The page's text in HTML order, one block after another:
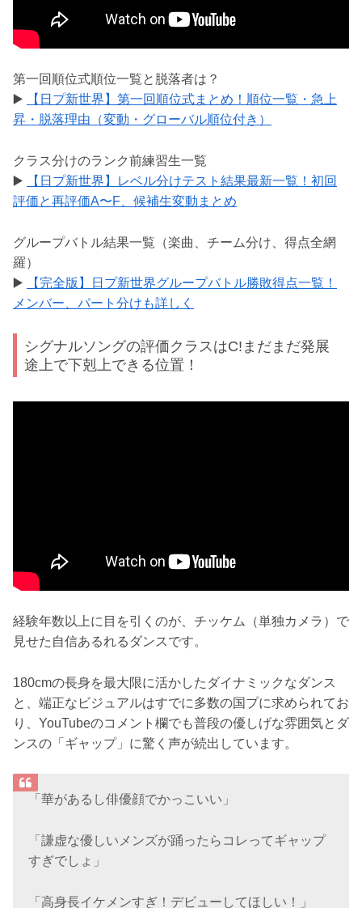
第一回順位式順位一覧と脱落者は？
▶️
【日プ新世界】第一回順位式まとめ！順位一覧・急上
昇・脱落理由（変動・グローバル順位付き）
クラス分けのランク前練習生一覧
▶️
【日プ新世界】レベル分けテスト結果最新一覧！初回
評価と再評価A〜F、候補生変動まとめ
グループバトル結果一覧（楽曲、チーム分け、得点全網
羅）
▶️
【完全版】日プ新世界グループバトル勝敗得点一覧！
メンバー、パート分けも詳しく
シグナルソングの評価クラスはC!まだまだ発展
途上で下剋上できる位置！
経験年数以上に目を引くのが、チッケム（単独カメラ）で
見せた自信あるれるダンスです。
180cmの長身を最大限に活かしたダイナミックなダンス
と、端正なビジュアルはすでに多数の国プに求められてお
り、YouTubeのコメント欄でも普段の優しげな雰囲気とダ
ンスの「ギャップ」に驚く声が続出しています。
「華があるし俳優顔でかっこいい」
「謙虚な優しいメンズが踊ったらコレってギャップ
すぎでしょ」
「高身長イケメンすぎ！デビューしてほしい！」